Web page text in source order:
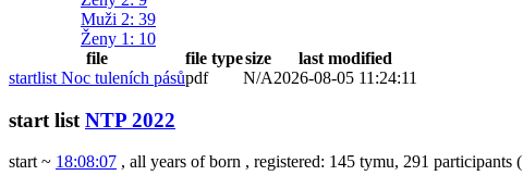
Muži 2: 39
Ženy 1 : 10
file file typesize
last modified
startlist Noc tuleních pásůpdf N/A2026-08-05 11:24:11
start list NTP 2022
start ~ 18:08:07 , all years of born , registered: 145 tymu, 291 participants (